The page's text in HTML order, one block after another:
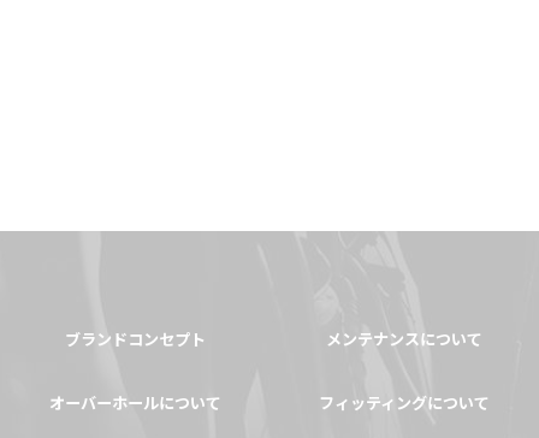
ブランドコンセプト メンテナンスについて
オーバーホールについて フィッティングについて